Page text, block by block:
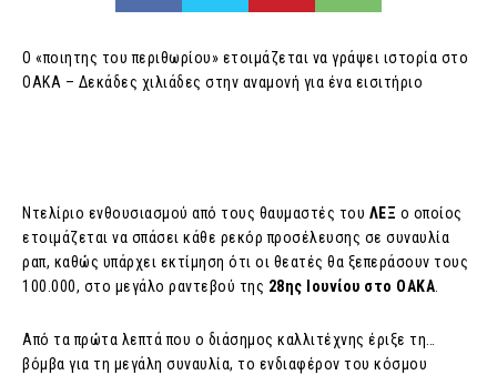
Ο «ποιητης του περιθωρίου» ετοιμάζεται να γράψει ιστορία στο
ΟΑΚΑ – Δεκάδες χιλιάδες στην αναμονή για ένα εισιτήριο
Ντελίριο ενθουσιασμού από τους θαυμαστές του ΛΕΞ ο οποίος
ετοιμάζεται να σπάσει κάθε ρεκόρ προσέλευσης σε συναυλία
ραπ, καθώς υπάρχει εκτίμηση ότι οι θεατές θα ξεπεράσουν τους
100.000, στο μεγάλο ραντεβού της 28ης Ιουνίου στο ΟΑΚΑ.
Από τα πρώτα λεπτά που ο διάσημος καλλιτέχνης έριξε τη…
βόμβα για τη μεγάλη συναυλία, το ενδιαφέρον του κόσμου